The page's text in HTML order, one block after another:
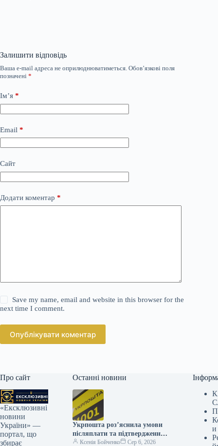
Залишити відповідь
Ваша e-mail адреса не оприлюднюватиметься. Обов’язкові поля
позначені *
Ім’я *
Email *
Сайт
Додати коментар *
Save my name, email and website in this browser for the
next time I comment.
Опублікувати коментар
Про сайт
«Ексклюзивні
новини
України» —
портал, що
збирає
Останні новини
Укрпошта роз’яснила умови
післяплати та підтвердження
індивідуального податкового
Ксенія Бойченко Сер 6, 2026
и